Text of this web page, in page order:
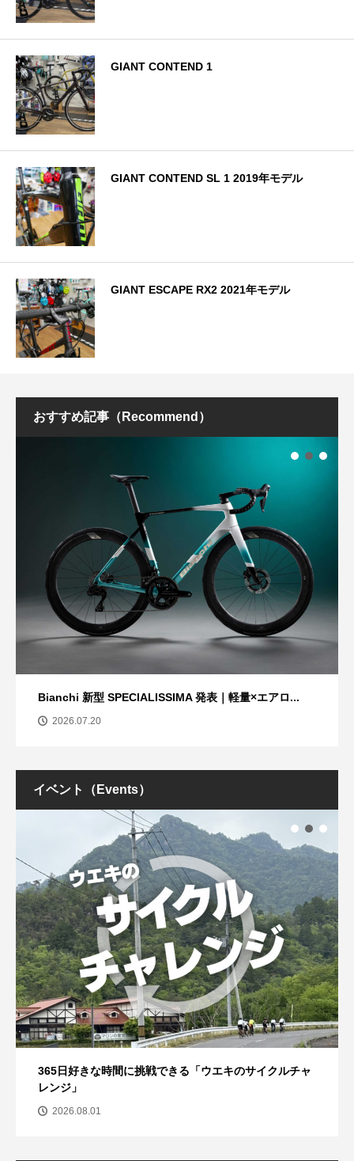
GIANT CONTEND 1
GIANT CONTEND SL 1 2019年モデル
GIANT ESCAPE RX2 2021年モデル
おすすめ記事（Recommend）
Bianchi 新型 SPECIALISSIMA 発表｜軽量×エアロ...
2026.07.20
イベント（Events）
365日好きな時間に挑戦できる「ウエキのサイクルチャ
レンジ」
2026.08.01